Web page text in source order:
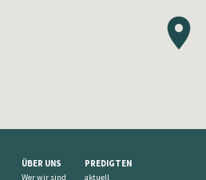
ÜBER UNS
Wer wir sind
PREDIGTEN
aktuell